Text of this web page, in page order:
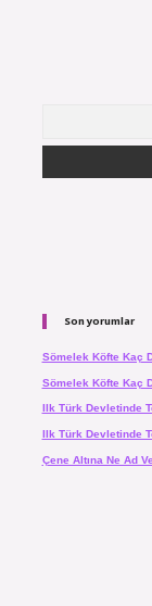
Son yorumlar
Sömelek Köfte Kaç
Sömelek Köfte Kaç
Ilk Türk Devletinde
Ilk Türk Devletinde
Çene Altına Ne Ad